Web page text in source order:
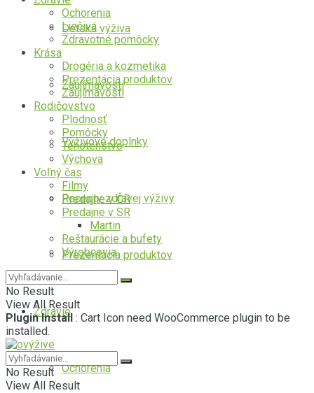
Detská výživa
Zaujímavosti
Výživové doplnky
Recepty zdravej výživy
Prezentácia produktov
Zdravie
Ochorenia
Ochorenia
Liečivá
Zdravotné pomôcky
Krása
Drogéria a kozmetika
Prezentácia produktov
Zaujímavosti
Rodičovstvo
Plodnosť
Pomôcky
Tehotenstvo
Výchova
Voľný čas
Filmy
Predajne v ČR
Predajne v SR
Martin
Reštaurácie a bufety
Výrobcovia
No Result
View All Result
Plugin Install : Cart Icon need WooCommerce plugin to be
installed.
No Result
View All Result